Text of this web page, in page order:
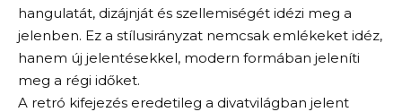
hangulatát, dizájnját és szellemiségét idézi meg a
jelenben. Ez a stílusirányzat nemcsak emlékeket idéz,
hanem új jelentésekkel, modern formában jeleníti
meg a régi időket.
A retró kifejezés eredetileg a divatvilágban jelent